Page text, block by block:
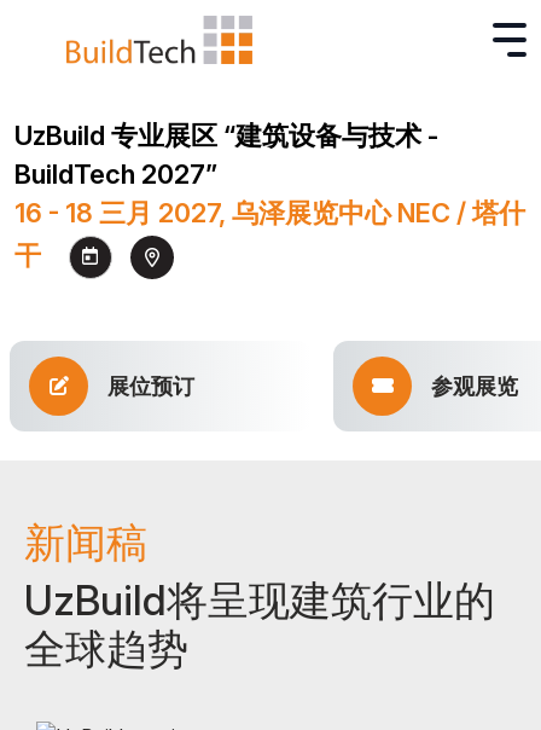
UzBuild 专业展区 “建筑设备与技术 -
BuildTech 2027”
16 - 18 三月 2027, 乌泽展览中心 NEC / 塔什
干
展位预订 参观展览
新闻稿
UzBuild将呈现建筑行业的
全球趋势